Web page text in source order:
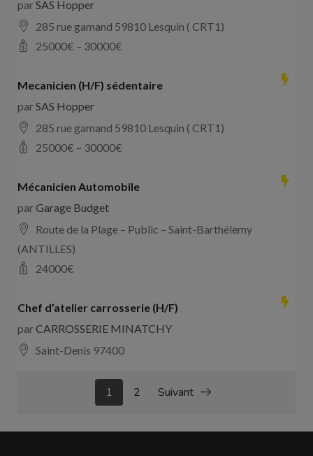
parSAS Hopper
285 rue gamand 59810 Lesquin ( CRT1)
25000€ – 30000€
Mecanicien (H/F) sédentaire
parSAS Hopper
285 rue gamand 59810 Lesquin ( CRT1)
25000€ – 30000€
Mécanicien Automobile
parGarage Budget
Route de la Plage – Public – Saint-Barthélemy
(ANTILLES)
24000€
Chef d’atelier carrosserie (H/F)
parCARROSSERIE MINATCHY
Saint-Denis 97400
1 2 Suivant